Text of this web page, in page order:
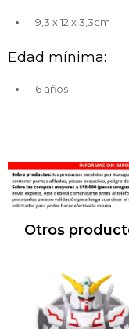
9,3 x 12 x 3,3cm
Edad mínima:
6 años
Otros